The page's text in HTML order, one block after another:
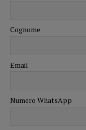
Cognome
Email
Numero WhatsApp